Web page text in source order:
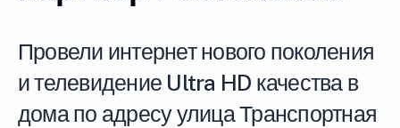
Провели интернет нового поколения
и телевидение Ultra HD качества в
дома по адресу улица Транспортная